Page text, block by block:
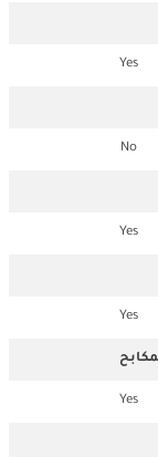
Yes
No
Yes
Yes
Yes